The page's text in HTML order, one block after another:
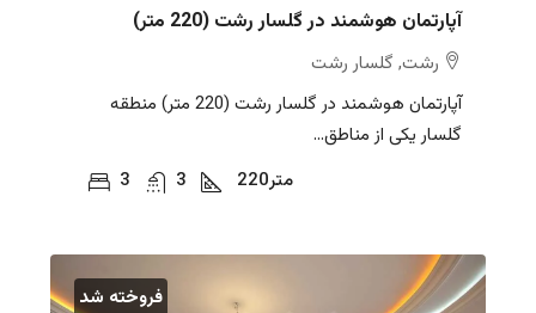
آپارتمان هوشمند در گلسار رشت (220 متر)
رشت, گلسار رشت
آپارتمان هوشمند در گلسار رشت (220 متر) منطقه
گلسار یکی از مناطق...
3
3 220متر
فروخته شد